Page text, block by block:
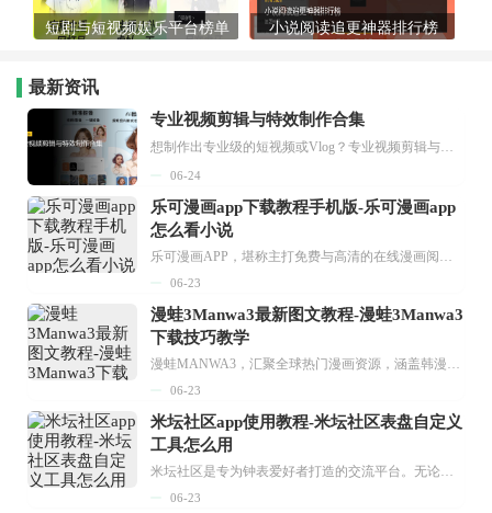
短剧与短视频娱乐平台榜单 小说阅读追更神器排行榜
最新资讯
专业视频剪辑与特效制作合集
想制作出专业级的短视频或Vlog？专业视频剪辑与特效制作大全专题为你提供了从剪辑、抠像到特效包装的全套解决方案。无论是添加炫酷的片头、进行精准的视频抠图，还是制...
06-24
乐可漫画app下载教程手机版-乐可漫画app
怎么看小说
乐可漫画APP，堪称主打免费与高清的在线漫画阅读神器。其官方版提供海量完整版漫画资源，无论是国内漫画，还是日漫、韩漫、台漫、美漫等国外漫画，应有尽有，随时供你阅读。只需轻点一下，便能直接进入阅读界面。不仅如此，乐可漫画最新版本更新速度极快，在这里，你总能抢先看到全网一手漫画章节内容！...
06-23
漫蛙3Manwa3最新图文教程-漫蛙3Manwa3
下载技巧教学
漫蛙MANWA3，汇聚全球热门漫画资源，涵盖韩漫、欧美漫画、国漫等多种类型，题材丰富多样，全方位满足用户阅读喜好。它不仅是阅读平台，更是创作平台，为广大用户打造零门槛创作环境。...
06-23
米坛社区app使用教程-米坛社区表盘自定义
工具怎么用
米坛社区是专为钟表爱好者打造的交流平台。无论你是初涉钟表领域的普通爱好者，还是拥有多年收藏经验的资深玩家，都能在此找到属于自己的天地。 无需注册，就能轻松参与其中。通过专业的讨论论坛与丰富的交互功能，你可与世界各地的钟表爱好者畅快交流。若你钟情于钟表，米坛社区无疑是值得一试的理想之选。在这里，你能获取最新的手表资讯，交流见解，提升鉴赏品味，让每一块手表都成为收藏故事中重要的一部分。感兴趣的朋友，不要错过下载机会。...
06-23